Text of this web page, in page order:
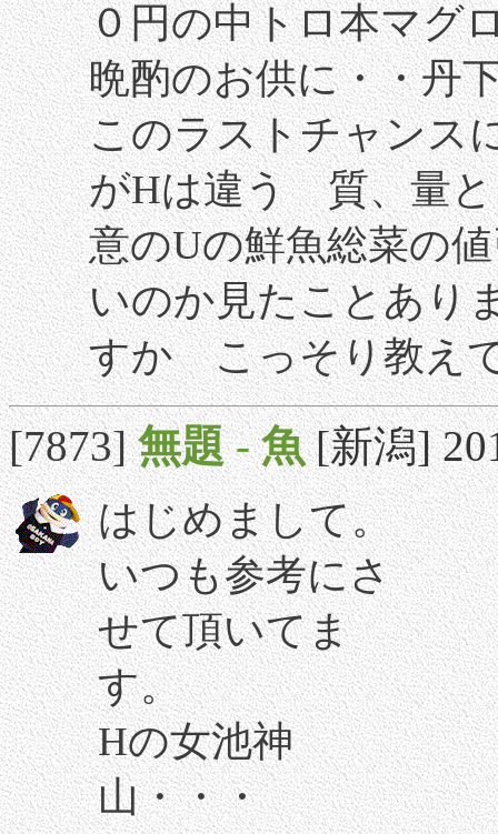
０円の中トロ本マグ
晩酌のお供に・・丹
このラストチャン
がHは違う 質、量
意のUの鮮魚総菜の
いのか見たことあり
すか こっそり教え
[7873]無題-魚 [新潟]
はじめまして。
いつも参考にさ
せて頂いてま
す。
Hの女池神
山・・・